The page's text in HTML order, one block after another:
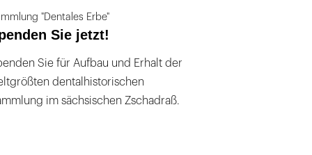
"Dentales Erbe"
Sie jetzt!
Sie für Aufbau und Erhalt der
dentalhistorischen
im sächsischen Zschadraß.